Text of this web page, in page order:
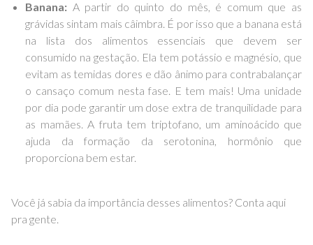
Banana: A partir do quinto do mês, é comum que as
grávidas sintam mais câimbra. É por isso que a banana está
na lista dos alimentos essenciais que devem ser
consumido na gestação. Ela tem potássio e magnésio, que
evitam as temidas dores e dão ânimo para contrabalançar
o cansaço comum nesta fase. E tem mais! Uma unidade
por dia pode garantir um dose extra de tranquilidade para
as mamães. A fruta tem triptofano, um aminoácido que
ajuda da formação da serotonina, hormônio que
proporciona bem estar.
Você já sabia da importância desses alimentos? Conta aqui
pra gente.